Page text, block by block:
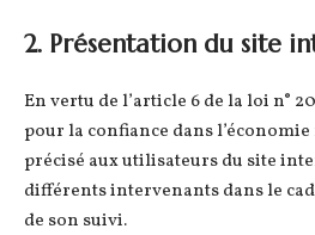
2. Présentation du site
En vertu de l’article 6 de la loi n°
pour la confiance dans
précisé aux utilisateurs du site
différents intervenants dans le
de son suivi.